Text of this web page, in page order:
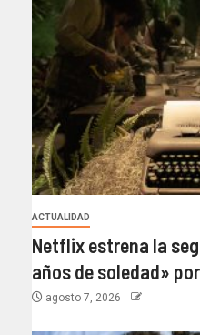
ACTUALIDAD
Netflix estrena la
años de soledad»
agosto 7, 2026